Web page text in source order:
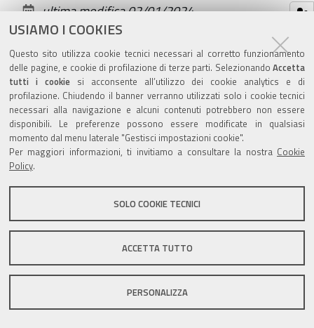
USIAMO I COOKIES
Questo sito utilizza cookie tecnici necessari al corretto funzionamento
delle pagine, e cookie di profilazione di terze parti. Selezionando Accetta
tutti i cookiesi acconsente all’utilizzo dei cookie analytics e di
profilazione. Chiudendo il banner verranno utilizzati solo i cookie tecnici
necessari alla navigazione e alcuni contenuti potrebbero non essere
disponibili. Le preferenze possono essere modificate in qualsiasi
momento dal menu laterale "Gestisci impostazioni cookie".
Per maggiori informazioni, ti invitiamo a consultare la nostra Cookie
Policy.
SOLO COOKIE TECNICI
ACCETTA TUTTO
PERSONALIZZA
documento
ultima modifica02/01/2024
Valuta questo sito
Sito istituzionale Comune di Zola Predosa
Privacy policy|DPO|Accessibilità